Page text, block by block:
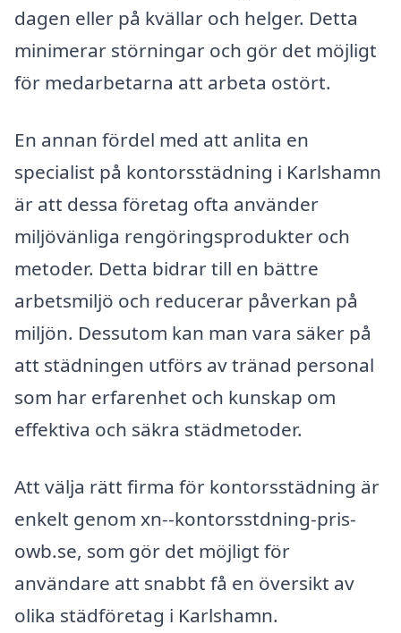
dagen eller på kvällar och helger. Detta
minimerar störningar och gör det möjligt
för medarbetarna att arbeta ostört.
En annan fördel med att anlita en
specialist på kontorsstädning i Karlshamn
är att dessa företag ofta använder
miljövänliga rengöringsprodukter och
metoder. Detta bidrar till en bättre
arbetsmiljö och reducerar påverkan på
miljön. Dessutom kan man vara säker på
att städningen utförs av tränad personal
som har erfarenhet och kunskap om
effektiva och säkra städmetoder.
Att välja rätt firma för kontorsstädning är
enkelt genom xn--kontorsstdning-pris-
owb.se, som gör det möjligt för
användare att snabbt få en översikt av
olika städföretag i Karlshamn.